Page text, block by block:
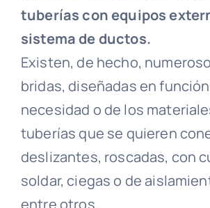
tuberías con equipos
sistema de ductos.
Existen, de hecho,
bridas, diseñadas en
necesidad o de los
tuberías que se quieren
deslizantes, roscadas, con
soldar, ciegas o de
entre otros.